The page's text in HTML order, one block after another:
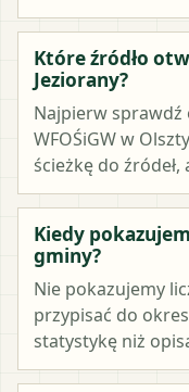
Które źródło
Jeziorany?
Najpierw
WFOŚiGW w
ścieżkę do
Kiedy
gminy?
Nie pokazujemy
przypisać do
statystykę niż